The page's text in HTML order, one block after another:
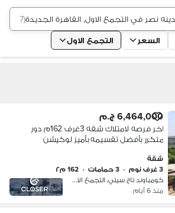
نصر في التجمع الاول, القاهرة الجديدة(37 إعلان
السعر التجمع الاول
6,464,000 ج.م
اخر فرصه لامتلاك شقه 3غرف 162م دور
متكرر بأفضل تقسيمه بأميز لوكيشن
شقة
3 غرف نوم
• 3 حمامات • 162 م٢
كومباوند تاج سيتي، التجمع الاول
منذ 6 أيام